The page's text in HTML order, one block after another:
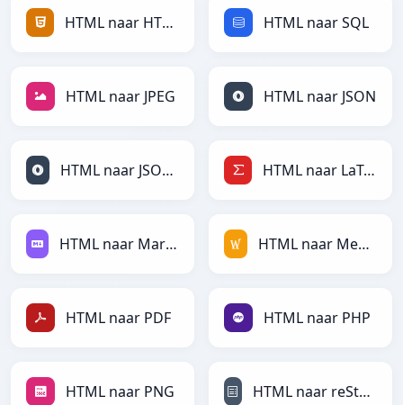
HTML naar HTML HTML naar SQL
HTML naar JPEG HTML naar JSON
HTML naar JSONLines HTML naar LaTeX
HTML naar Markdown HTML naar MediaWiki
HTML naar PDF HTML naar PHP
HTML naar PNG HTML naar reStructuredText